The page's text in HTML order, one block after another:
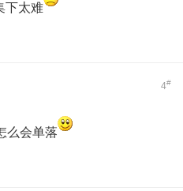
下太难
4#
么会单落